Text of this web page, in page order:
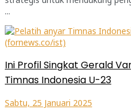
...
Ini Profil Singkat Gerald
Timnas Indonesia U-23
Sabtu, 25 Januari 2025